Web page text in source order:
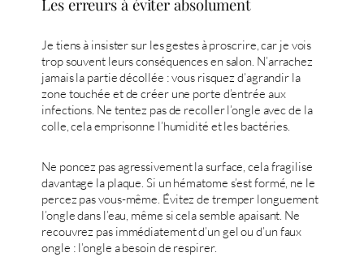
Les erreurs à éviter absolument
Je tiens à insister sur les gestes à proscrire, car je vois
trop souvent leurs conséquences en salon. N’arrachez
jamais la partie décollée : vous risquez d’agrandir la
zone touchée et de créer une porte d’entrée aux
infections. Ne tentez pas de recoller l’ongle avec de la
colle, cela emprisonne l’humidité et les bactéries.
Ne poncez pas agressivement la surface, cela fragilise
davantage la plaque. Si un hématome s’est formé, ne le
percez pas vous-même. Évitez de tremper longuement
l’ongle dans l’eau, même si cela semble apaisant. Ne
recouvrez pas immédiatement d’un gel ou d’un faux
ongle : l’ongle a besoin de respirer.